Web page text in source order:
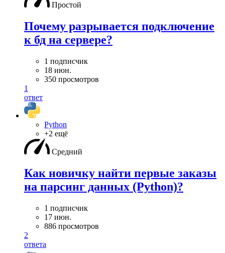
Простой
Почему разрывается подключение
к бд на сервере?
1 подписчик
18 июн.
350 просмотров
1
ответ
Python
+2 ещё
Средний
Как новичку найти первые заказы
на парсинг данных (Python)?
1 подписчик
17 июн.
886 просмотров
2
ответа